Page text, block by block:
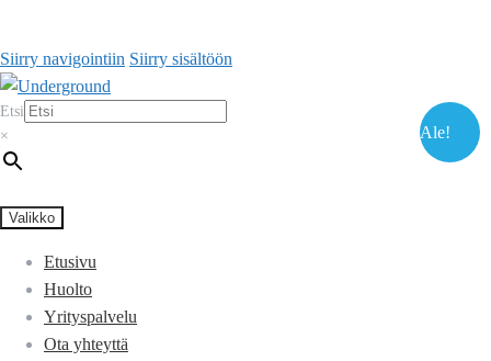
Siirry navigointiin Siirry sisältöön
Etsi
×
Valikko
Etusivu
Huolto
Yrityspalvelu
Ota yhteyttä
Ale!